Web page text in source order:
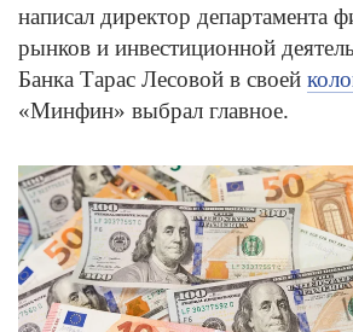
написал директор департамента
рынков и инвестиционной
Банка Тарас Лесовой в своей
«Минфин» выбрал главное.